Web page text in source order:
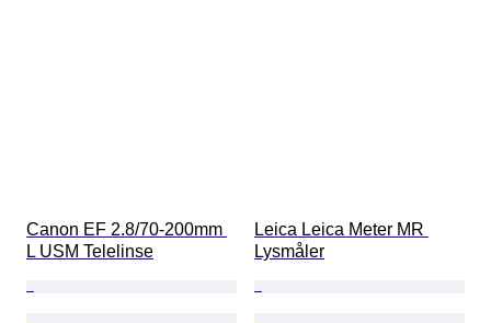
Canon EF 2.8/70-200mm
L USM Telelinse
Leica Leica Meter MR
Lysmåler